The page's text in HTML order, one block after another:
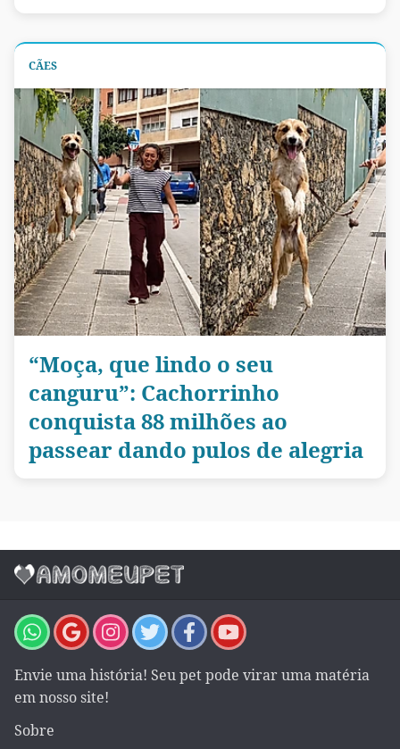
CÃES
“Moça, que lindo o seu
canguru”: Cachorrinho
conquista 88 milhões ao
passear dando pulos de alegria
Envie uma história! Seu pet pode virar uma matéria
em nosso site!
Sobre